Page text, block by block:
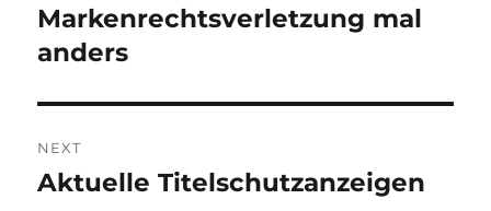
navigation
Previous
post:
Markenrechtsverletzung mal
anders
NEXT
Next
Aktuelle Titelschutzanzeigen